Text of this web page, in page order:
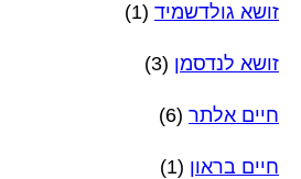
זושא גולדשמיד (1)
זושא לנדסמן (3)
חיים אלתר (6)
חיים בראון (1)